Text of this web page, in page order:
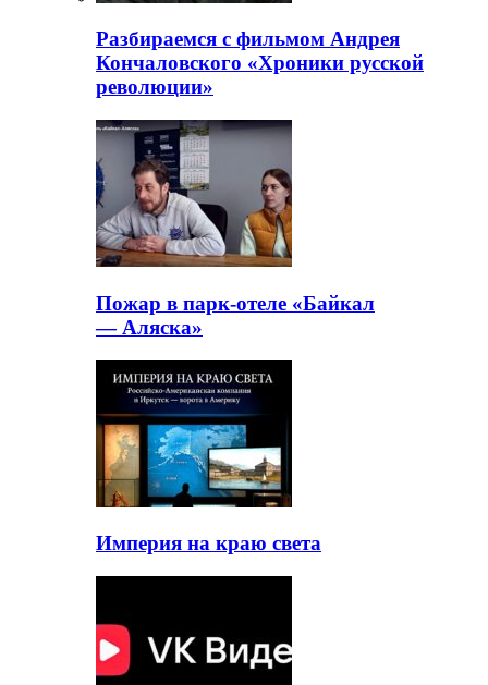
Разбираемся с фильмом Андрея
Кончаловского «Хроники русской
революции»
Пожар в парк-отеле «Байкал
— Аляска»
Империя на краю света